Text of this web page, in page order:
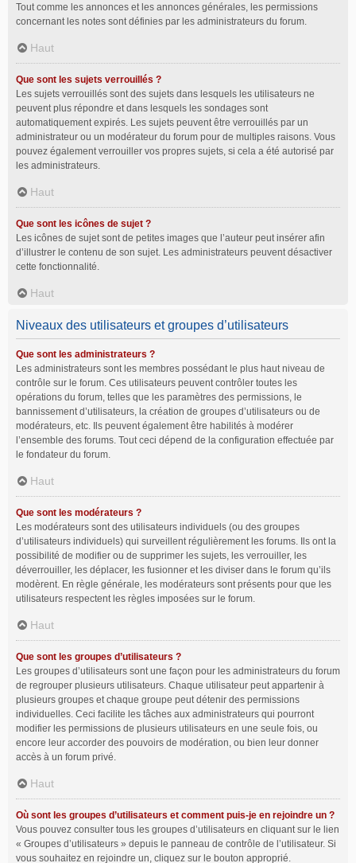
Tout comme les annonces et les annonces générales, les permissions
concernant les notes sont définies par les administrateurs du forum.
Haut
Que sont les sujets verrouillés ?
Les sujets verrouillés sont des sujets dans lesquels les utilisateurs ne
peuvent plus répondre et dans lesquels les sondages sont
automatiquement expirés. Les sujets peuvent être verrouillés par un
administrateur ou un modérateur du forum pour de multiples raisons. Vous
pouvez également verrouiller vos propres sujets, si cela a été autorisé par
les administrateurs.
Haut
Que sont les icônes de sujet ?
Les icônes de sujet sont de petites images que l’auteur peut insérer afin
d’illustrer le contenu de son sujet. Les administrateurs peuvent désactiver
cette fonctionnalité.
Haut
Niveaux des utilisateurs et groupes d’utilisateurs
Que sont les administrateurs ?
Les administrateurs sont les membres possédant le plus haut niveau de
contrôle sur le forum. Ces utilisateurs peuvent contrôler toutes les
opérations du forum, telles que les paramètres des permissions, le
bannissement d’utilisateurs, la création de groupes d’utilisateurs ou de
modérateurs, etc. Ils peuvent également être habilités à modérer
l’ensemble des forums. Tout ceci dépend de la configuration effectuée par
le fondateur du forum.
Haut
Que sont les modérateurs ?
Les modérateurs sont des utilisateurs individuels (ou des groupes
d’utilisateurs individuels) qui surveillent régulièrement les forums. Ils ont la
possibilité de modifier ou de supprimer les sujets, les verrouiller, les
déverrouiller, les déplacer, les fusionner et les diviser dans le forum qu’ils
modèrent. En règle générale, les modérateurs sont présents pour que les
utilisateurs respectent les règles imposées sur le forum.
Haut
Que sont les groupes d’utilisateurs ?
Les groupes d’utilisateurs sont une façon pour les administrateurs du forum
de regrouper plusieurs utilisateurs. Chaque utilisateur peut appartenir à
plusieurs groupes et chaque groupe peut détenir des permissions
individuelles. Ceci facilite les tâches aux administrateurs qui pourront
modifier les permissions de plusieurs utilisateurs en une seule fois, ou
encore leur accorder des pouvoirs de modération, ou bien leur donner
accès à un forum privé.
Haut
Où sont les groupes d’utilisateurs et comment puis-je en rejoindre un ?
Vous pouvez consulter tous les groupes d’utilisateurs en cliquant sur le lien
« Groupes d’utilisateurs » depuis le panneau de contrôle de l’utilisateur. Si
vous souhaitez en rejoindre un, cliquez sur le bouton approprié.